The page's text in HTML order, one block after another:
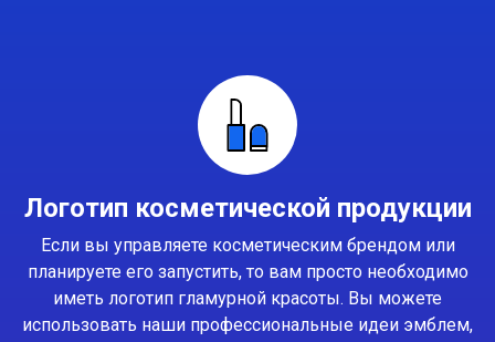
Логотип косметической продукции
Если вы управляете косметическим брендом или
планируете его запустить, то вам просто необходимо
иметь логотип гламурной красоты. Вы можете
использовать наши профессиональные идеи эмблем,